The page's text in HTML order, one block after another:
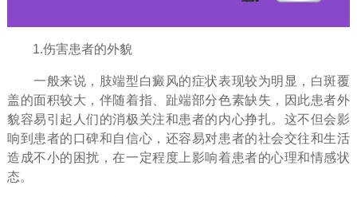
1.伤害患者的外貌
一般来说，肢端型白癜风的症状表现较为明显，白斑覆
盖的面积较大，伴随着指、趾端部分色素缺失，因此患者外
貌容易引起人们的消极关注和患者的内心挣扎。这不但会影
响到患者的口碑和自信心，还容易对患者的社会交往和生活
造成不小的困扰，在一定程度上影响着患者的心理和情感状
态。